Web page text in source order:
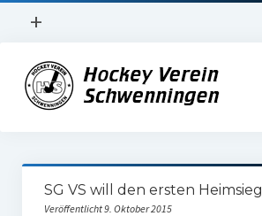
Menü
+
Impressum
Datenschutz
Verein
Daten und Fakten
SG VS will den ersten Heimsieg
Veröffentlicht 9. Oktober 2015